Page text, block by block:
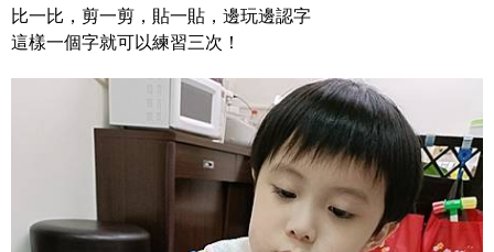
比一比，剪一剪，貼一貼，邊玩邊認字
這樣一個字就可以練習三次！